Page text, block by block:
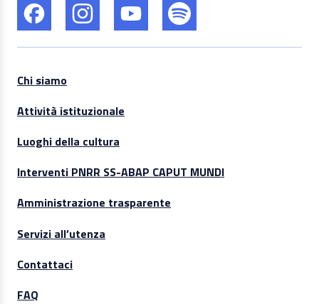
Chi siamo
Attività istituzionale
Luoghi della cultura
Interventi PNRR SS-ABAP CAPUT MUNDI
Amministrazione trasparente
Servizi all’utenza
Contattaci
FAQ